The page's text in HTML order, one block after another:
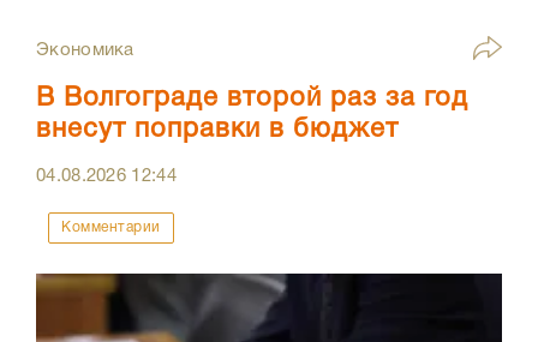
Экономика
В Волгограде второй раз за год
внесут поправки в бюджет
04.08.2026 12:44
Комментарии